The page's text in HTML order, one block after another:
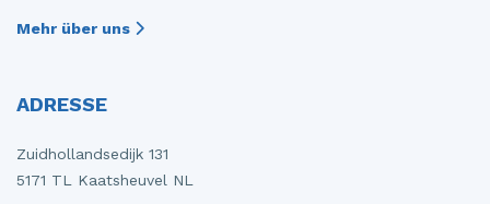
Mehr über uns
ADRESSE
Zuidhollandsedijk 131
5171 TL Kaatsheuvel NL